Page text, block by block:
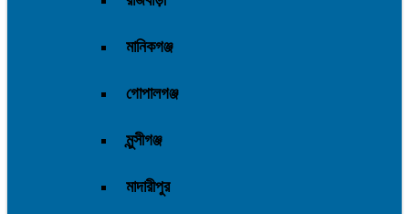
মানিকগঞ্জ
গোপালগঞ্জ
মুন্সীগঞ্জ
মাদারীপুর